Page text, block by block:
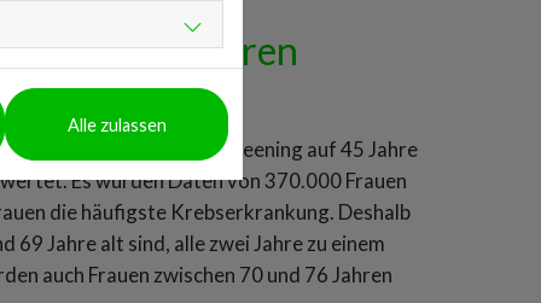
vor 50 Jahren
das Mammographie-Screening auf 45 Jahre
Es wurden Daten von 370.000 Frauen
die häufigste Krebserkrankung. Deshalb
69 Jahre alt sind, alle zwei Jahre zu einem
auch Frauen zwischen 70 und 76 Jahren
Alle zulassen